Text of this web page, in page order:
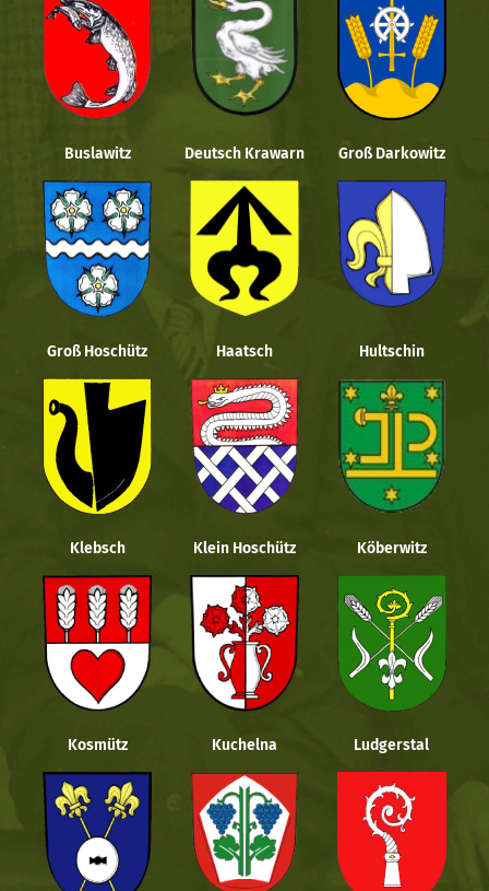
Buslawitz Deutsch Krawarn Groß Darkowitz
Groß Hoschütz Haatsch Hultschin
Klebsch Klein Hoschütz Köberwitz
Kosmütz Kuchelna Ludgerstal